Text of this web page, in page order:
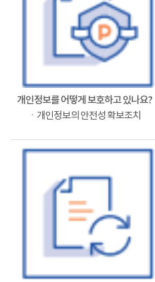
개인정보를 어떻게 보호하고 있나요?
ㆍ개인정보의 안전성 확보조치